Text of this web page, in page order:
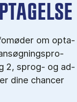
om op­ta­
2, sprog- og ad­
dine chancer